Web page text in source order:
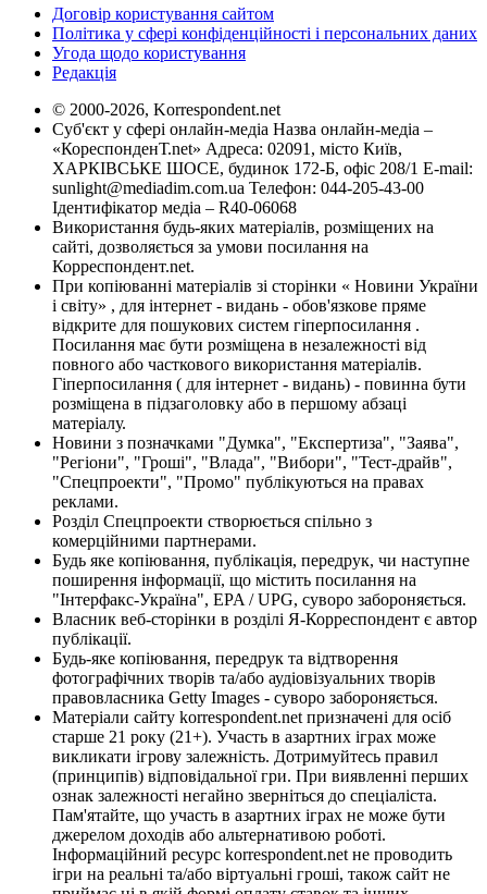
Договір користування сайтом
Політика у сфері конфіденційності і персональних даних
Угода щодо користування
Редакція
© 2000-2026, Korrespondent.net
Суб'єкт у сфері онлайн-медіа Назва онлайн-медіа –
«КореспонденТ.net» Адреса: 02091, місто Київ,
ХАРКІВСЬКЕ ШОСЕ, будинок 172-Б, офіс 208/1 E-mail:
sunlight@mediadim.com.ua Телефон: 044-205-43-00
Ідентифікатор медіа – R40-06068
Використання будь-яких матеріалів, розміщених на
сайті, дозволяється за умови посилання на
Корреспондент.net.
При копіюванні матеріалів зі сторінки « Новини України
і світу» , для інтернет - видань - обов'язкове пряме
відкрите для пошукових систем гіперпосилання .
Посилання має бути розміщена в незалежності від
повного або часткового використання матеріалів.
Гіперпосилання ( для інтернет - видань) - повинна бути
розміщена в підзаголовку або в першому абзаці
матеріалу.
Новини з позначками "Думка", "Експертиза", "Заява",
"Регіони", "Гроші", "Влада", "Вибори", "Тест-драйв",
"Спецпроекти", "Промо" публікуються на правах
реклами.
Розділ Спецпроекти створюється спільно з
комерційними партнерами.
Будь яке копіювання, публікація, передрук, чи наступне
поширення інформації, що містить посилання на
"Інтерфакс-Україна", EPA / UPG, суворо забороняється.
Власник веб-сторінки в розділі Я-Корреспондент є автор
публікації.
Будь-яке копіювання, передрук та відтворення
фотографічних творів та/або аудіовізуальних творів
правовласника Getty Images - суворо забороняється.
Матеріали сайту korrespondent.net призначені для осіб
старше 21 року (21+). Участь в азартних іграх може
викликати ігрову залежність. Дотримуйтесь правил
(принципів) відповідальної гри. При виявленні перших
ознак залежності негайно зверніться до спеціаліста.
Пам'ятайте, що участь в азартних іграх не може бути
джерелом доходів або альтернативою роботі.
Інформаційний ресурс korrespondent.net не проводить
ігри на реальні та/або віртуальні гроші, також сайт не